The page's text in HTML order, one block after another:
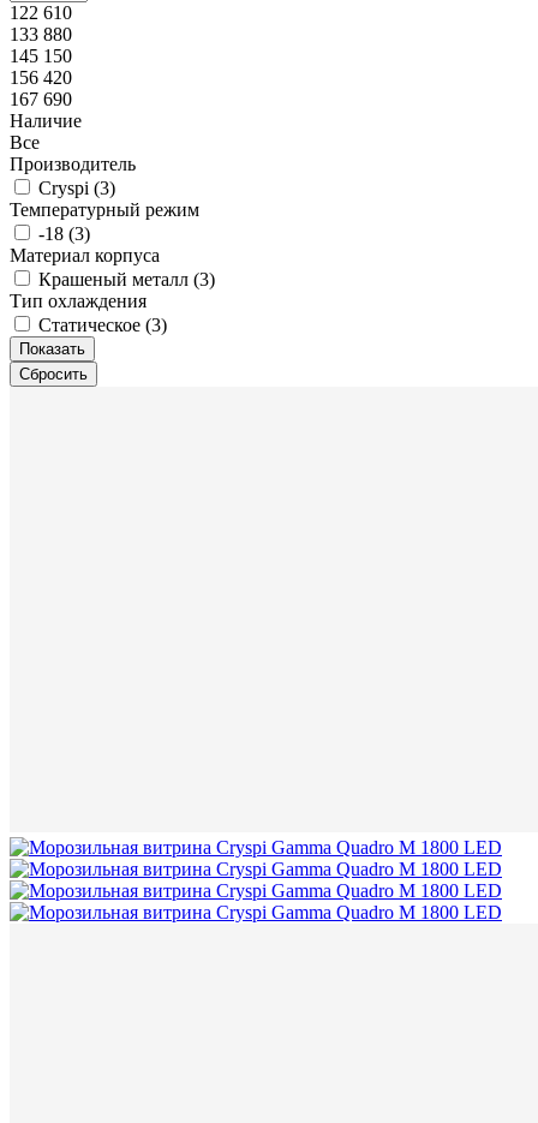
122 610
133 880
145 150
156 420
167 690
Наличие
Все
Производитель
Cryspi (3)
Температурный режим
-18 (3)
Материал корпуса
Крашеный металл (3)
Тип охлаждения
Статическое (3)